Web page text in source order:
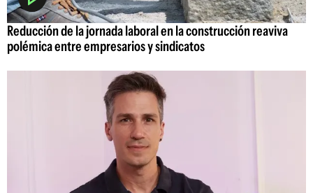
Reducción de la jornada laboral en la construcción reaviva
polémica entre empresarios y sindicatos